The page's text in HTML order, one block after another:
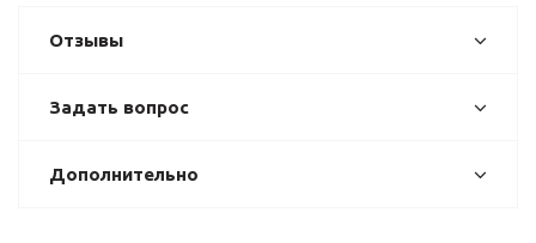
Отзывы
Задать вопрос
Дополнительно